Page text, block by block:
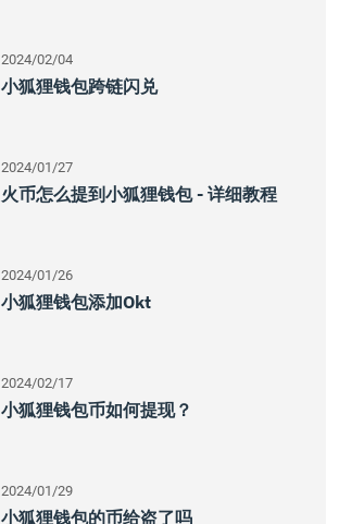
2024/02/04
小狐狸钱包跨链闪兑
2024/01/27
火币怎么提到小狐狸钱包 - 详细教程
2024/01/26
小狐狸钱包添加okt
2024/02/17
小狐狸钱包币如何提现？
2024/01/29
小狐狸钱包的币给盗了吗